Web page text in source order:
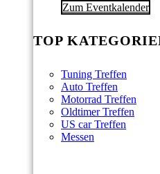
Zum Eventkalender
TOP
Tuning Treffen
Auto Treffen
Motorrad Treffen
Oldtimer Treffen
US car Treffen
Messen